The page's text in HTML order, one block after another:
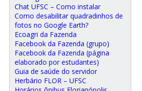
Chat UFSC – Como instalar
Como desabilitar quadradinhos de
fotos no Google Earth?
Ecoagri da Fazenda
Facebook da Fazenda (grupo)
Facebook da Fazenda (página
elaborado por estudantes)
Guia de saúde do servidor
Herbário FLOR – UFSC